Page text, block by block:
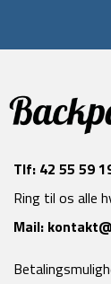
Tlf: 42 55 59
Ring til os alle
Mail: